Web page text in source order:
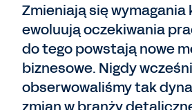
Zmieniają się wymagania
ewoluują oczekiwania
do tego powstają nowe
biznesowe. Nigdy
obserwowaliśmy tak